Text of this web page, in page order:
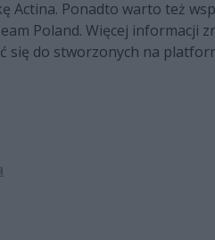
Actina. Ponadto warto też
Poland. Więcej informacji
się do stworzonych na